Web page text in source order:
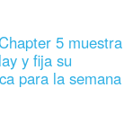
5 muestra
y fija su
para la semana